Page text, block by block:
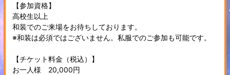
【参加資格】
高校生以上
和装でのご来場をお待ちしております。
※和装は必須ではございません。私服でのご参加も可能です。
【チケット料金（税込）】
お一人様 20,000円